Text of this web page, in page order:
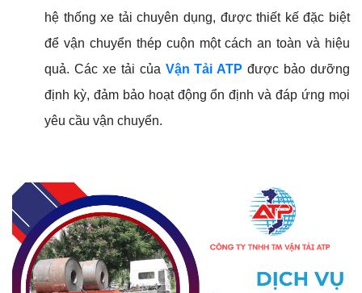
hệ thống xe tải chuyên dụng, được thiết kế đặc biệt
để vận chuyển thép cuộn một cách an toàn và hiệu
quả. Các xe tải của Vận Tải ATP được bảo dưỡng
định kỳ, đảm bảo hoạt động ổn định và đáp ứng mọi
yêu cầu vận chuyển.